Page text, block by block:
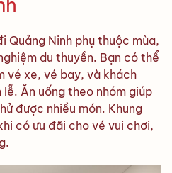
Quảng Ninh phụ thuộc mùa,
du thuyền. Bạn có thể
vé xe, vé bay, và khách
Ăn uống theo nhóm giúp
được nhiều món. Khung
có ưu đãi cho vé vui chơi,